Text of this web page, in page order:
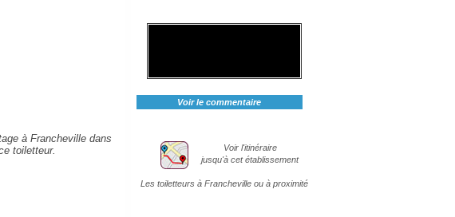
à Francheville dans
toiletteur.
Voir le commentaire
Voir l'itinéraire
jusqu'à cet établissement
Les toiletteurs à Francheville ou à proximité